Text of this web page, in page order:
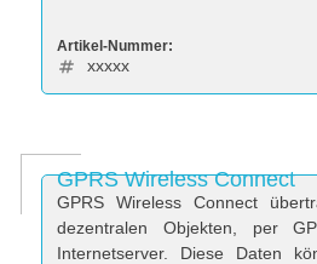
Artikel-Nummer:
xxxxx
GPRS Wireless Connect
GPRS Wireless Connect
dezentralen Objekten, per
Internetserver. Diese Daten